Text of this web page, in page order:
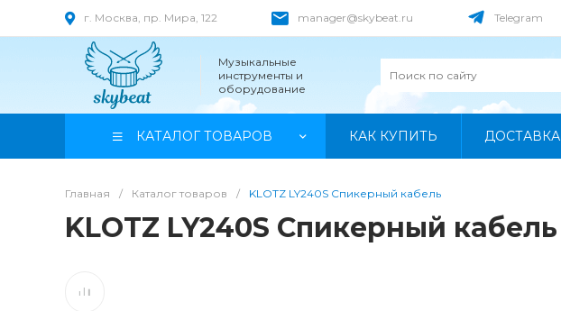
г. Москва, пр. Мира, 122 manager@skybeat.ru Telegram
Музыкальные
инструменты и
оборудование
КАТАЛОГ ТОВАРОВ КАК КУПИТЬ ДОСТАВКА
Главная / Каталог товаров / KLOTZ LY240S Спикерный кабель
KLOTZ LY240S Спикерный кабель